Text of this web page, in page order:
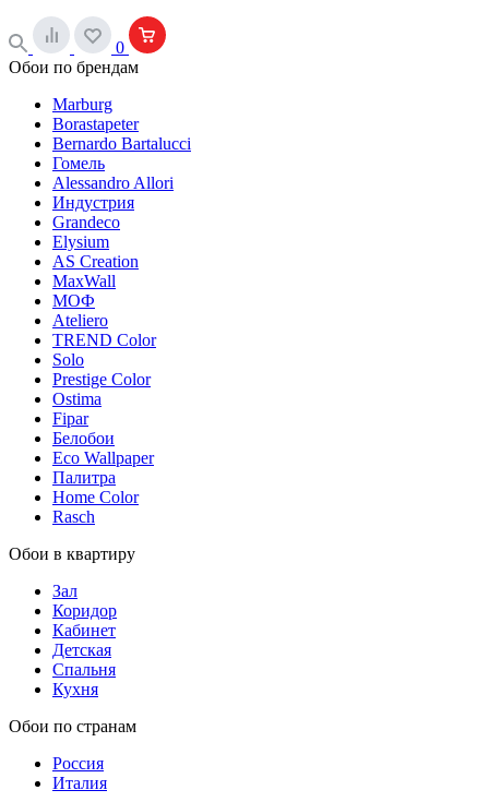
0
Обои по брендам
Marburg
Borastapeter
Bernardo Bartalucci
Гомель
Alessandro Allori
Индустрия
Grandeco
Elysium
AS Creation
MaxWall
МОФ
Ateliero
TREND Color
Solo
Prestige Color
Ostima
Fipar
Белобои
Eco Wallpaper
Палитра
Home Color
Rasch
Обои в квартиру
Зал
Коридор
Кабинет
Детская
Спальня
Кухня
Обои по странам
Россия
Италия